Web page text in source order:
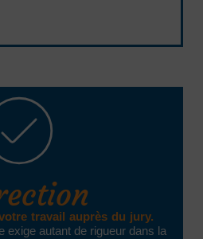
travail auprès du jury.
exige autant de rigueur dans la